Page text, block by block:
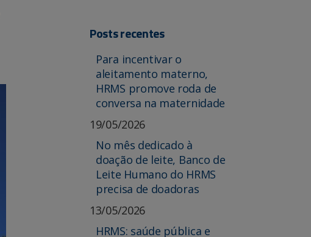
Posts recentes
Para incentivar o
aleitamento materno,
HRMS promove roda de
conversa na maternidade
19/05/2026
No mês dedicado à
doação de leite, Banco de
Leite Humano do HRMS
precisa de doadoras
13/05/2026
HRMS: saúde pública e